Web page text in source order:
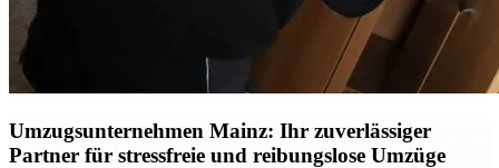
Umzugsunternehmen Mainz: Ihr zuverlässiger
Partner für stressfreie und reibungslose Umzüge